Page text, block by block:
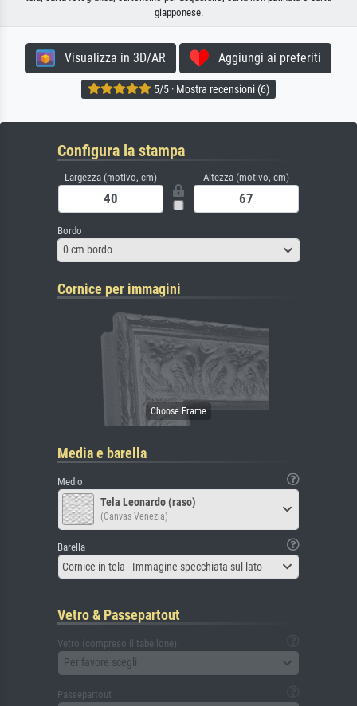
giapponese.
Visualizza in 3D/AR Aggiungi ai preferiti
5/5 · Mostra recensioni (6)
Configura la stampa
Largezza (motivo, cm) Altezza (motivo, cm)
Bordo
0 cm bordo
Cornice per immagini
Media e barella
Medio
Tela Leonardo (raso)
(Canvas Venezia)
Barella
Cornice in tela - Immagine specchiata sul lato
Vetro & Passepartout
Vetro (compreso il tabellone)
Per favore scegli
Passepartout